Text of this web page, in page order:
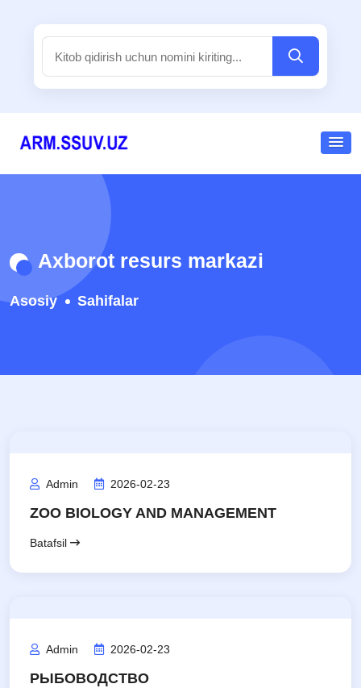
Axborot resurs markazi
Asosiy Sahifalar
Admin 2026-02-23
ZOO BIOLOGY AND MANAGEMENT
Batafsil
Admin 2026-02-23
РЫБОВОДСТВО